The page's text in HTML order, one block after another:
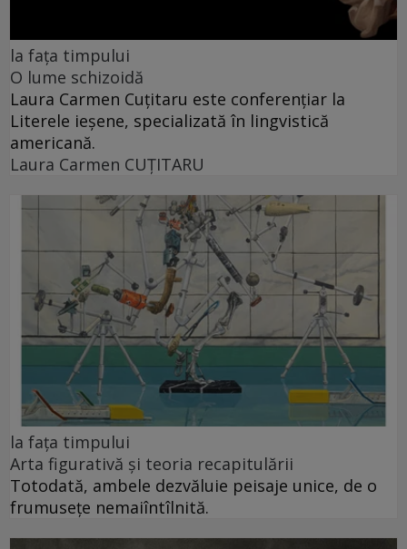
la fața timpului
O lume schizoidă
Laura Carmen Cuțitaru este conferențiar la
Literele ieșene, specializată în lingvistică
americană.
Laura Carmen CUȚITARU
la fața timpului
Arta figurativă și teoria recapitulării
Totodată, ambele dezvăluie peisaje unice, de o
frumusețe nemaiîntîlnită.